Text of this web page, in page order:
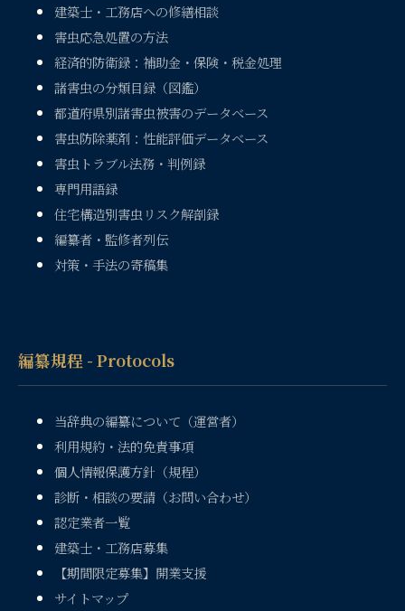
建築士・工務店への修繕相談
害虫応急処置の方法
経済的防衛録：補助金・保険・税金処理
諸害虫の分類目録（図鑑）
都道府県別諸害虫被害のデータベース
害虫防除薬剤：性能評価データベース
害虫トラブル法務・判例録
専門用語録
住宅構造別害虫リスク解剖録
編纂者・監修者列伝
対策・手法の寄稿集
編纂規程 - Protocols
当辞典の編纂について（運営者）
利用規約・法的免責事項
個人情報保護方針（規程）
診断・相談の要請（お問い合わせ）
認定業者一覧
建築士・工務店募集
【期間限定募集】開業支援
サイトマップ